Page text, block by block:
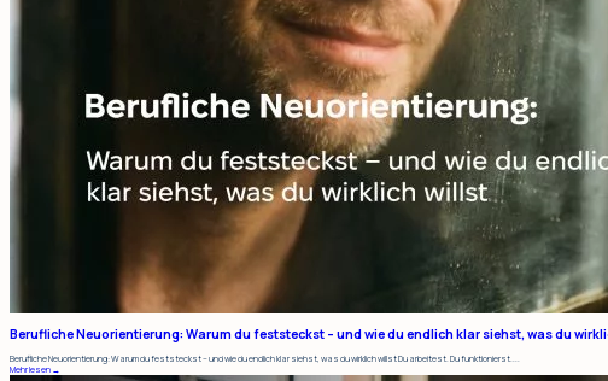
Berufliche Neuorientierung: Warum du feststeckst – und wie du endlich klar siehst, was du
Berufliche Neuorientierung: Warum du feststeckst – und wie du endlich klar siehst, was du wirklich willst Du arbeitest. Du funktionierst....
Mehr lesen →